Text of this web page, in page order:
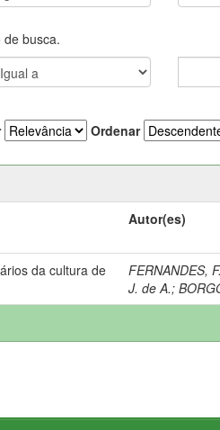
busca.
Ordenar
Autor(es)
da cultura de
FERNANDES,
J. de A.;